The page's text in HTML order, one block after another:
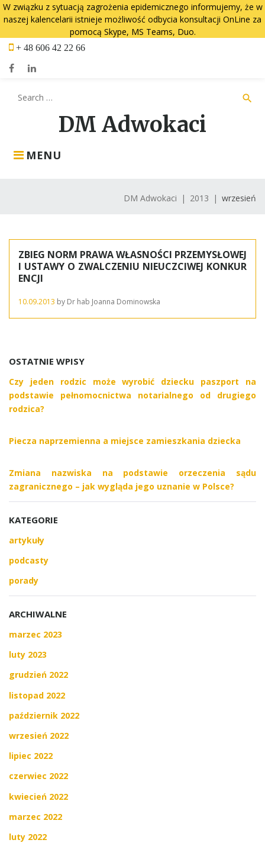
W związku z sytuacją zagrożenia epidemicznego informujemy, że w
naszej kalencelarii istnieje możliwość odbycia konsultacji OnLine za
pomocą Skype, MS Teams, Duo.
Skip
content
+ 48 606 42 22 66
DM Adwokaci
MENU
Search
search
DM Adwokaci | 2013 | wrzesień
wrzesień
2013
ZBIEG NORM PRAWA WŁASNOŚCI PRZEMYSŁOWEJ
I USTAWY O ZWALCZENIU NIEUCZCIWEJ KONKUR
ENCJI
10.09.2013 by Dr hab Joanna Dominowska
OSTATNIE WPISY
Czy jeden rodzic może wyrobić dziecku paszport na
podstawie pełnomocnictwa notarialnego od drugiego
rodzica?
Piecza naprzemienna a miejsce zamieszkania dziecka
Zmiana nazwiska na podstawie orzeczenia sądu
zagranicznego – jak wygląda jego uznanie w Polsce?
KATEGORIE
artykuły
podcasty
porady
ARCHIWALNE
marzec 2023
luty 2023
grudzień 2022
listopad 2022
październik 2022
wrzesień 2022
lipiec 2022
czerwiec 2022
kwiecień 2022
marzec 2022
luty 2022